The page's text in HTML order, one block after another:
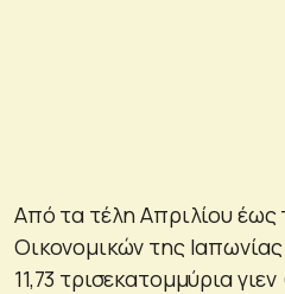
Από τα τέλη Απριλίου έως
Οικονομικών της
11,73 τρισεκατομμύρια